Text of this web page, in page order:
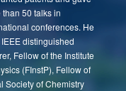
than 50 talks in
conferences. He
distinguished
Fellow of the Institute
(FInstP), Fellow of
Society of Chemistry